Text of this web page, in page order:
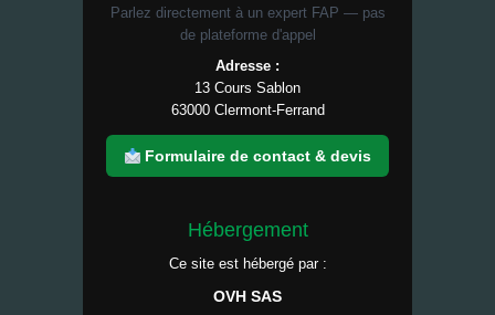
Parlez directement à un expert FAP — pas
de plateforme d'appel
Adresse :
13 Cours Sablon
63000 Clermont-Ferrand
Formulaire de contact & devis
Hébergement
Ce site est hébergé par :
OVH SAS